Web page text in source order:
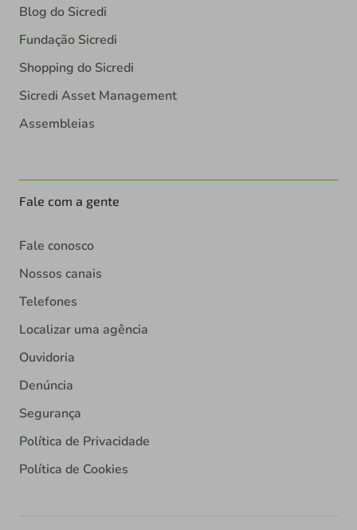
Blog do Sicredi
Fundação Sicredi
Shopping do Sicredi
Sicredi Asset Management
Assembleias
Fale com a gente
Fale conosco
Nossos canais
Telefones
Localizar uma agência
Ouvidoria
Denúncia
Segurança
Política de Privacidade
Política de Cookies